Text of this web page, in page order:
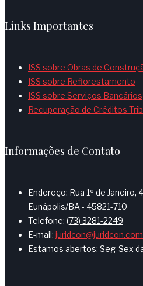
Links Importantes
ISS sobre Obras de
ISS sobre Reflorestamento
ISS sobre Serviços Bancários
Recuperação de Créditos
Informações de Contato
Endereço: Rua 1º de
Eunápolis/BA - 45821-710
Telefone: (73) 3281-2249
E-mail:
Estamos abertos: Seg-Sex